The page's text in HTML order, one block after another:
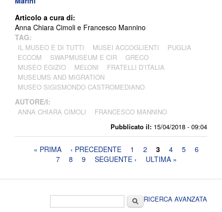
Pubblicato il: 15/04/2018 - 09:04
Articolo a cura di:
Anna Chiara Cimoli e Francesco Mannino
TAG:
IL MUSEO È DI TUTTI MUSEI ACCOGLIENTI
PUGLIA
ECCOM
SWAPMUSEUM E CIR
GRECO
MUSEO EGIZIO
MELONI
FRATELLI D’ITALIA
MUSEUMS AND MIGRATION
MUSEO SIGISMONDO CASTROMEDIANO
AUTORE/I:
ANNA CHIARA CIMOLI FRANCESCO MANNINO
Pagine« PRIMA ‹ PRECEDENTE 1 2 3 4 5
6
7
8 9 SEGUENTE › ULTIMA »
CercaRICERCA AVANZATA